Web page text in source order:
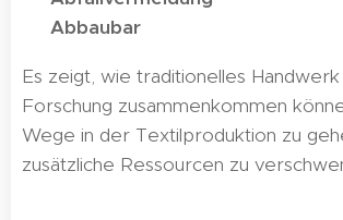
Abbaubar
Es zeigt, wie traditionelles
Forschung zusammenkommen
Wege in der Textilproduktion zu
zusätzliche Ressourcen zu